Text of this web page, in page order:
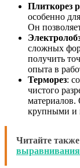
Плиткорез
особенно
Он
сложных
получить
опыта в
Терморез:
чистого
материалов.
крупными и
Читайте
выравнивания